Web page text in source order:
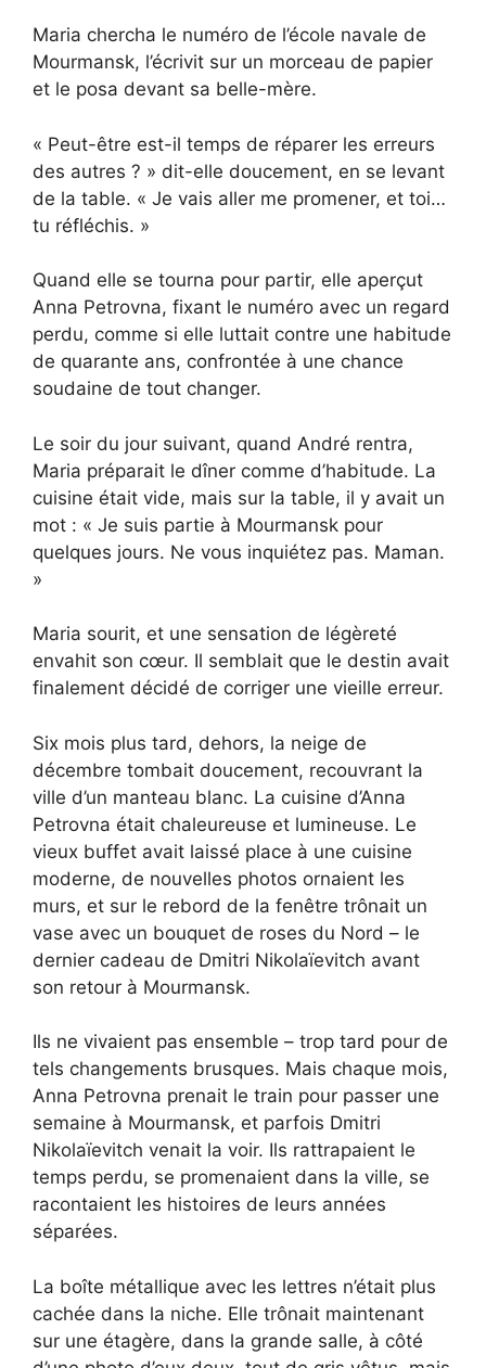
Maria chercha le numéro de l’école navale de
Mourmansk, l’écrivit sur un morceau de papier
et le posa devant sa belle-mère.
« Peut-être est-il temps de réparer les erreurs
des autres ? » dit-elle doucement, en se levant
de la table. « Je vais aller me promener, et toi…
tu réfléchis. »
Quand elle se tourna pour partir, elle aperçut
Anna Petrovna, fixant le numéro avec un regard
perdu, comme si elle luttait contre une habitude
de quarante ans, confrontée à une chance
soudaine de tout changer.
Le soir du jour suivant, quand André rentra,
Maria préparait le dîner comme d’habitude. La
cuisine était vide, mais sur la table, il y avait un
mot : « Je suis partie à Mourmansk pour
quelques jours. Ne vous inquiétez pas. Maman.
»
Maria sourit, et une sensation de légèreté
envahit son cœur. Il semblait que le destin avait
finalement décidé de corriger une vieille erreur.
Six mois plus tard, dehors, la neige de
décembre tombait doucement, recouvrant la
ville d’un manteau blanc. La cuisine d’Anna
Petrovna était chaleureuse et lumineuse. Le
vieux buffet avait laissé place à une cuisine
moderne, de nouvelles photos ornaient les
murs, et sur le rebord de la fenêtre trônait un
vase avec un bouquet de roses du Nord – le
dernier cadeau de Dmitri Nikolaïevitch avant
son retour à Mourmansk.
Ils ne vivaient pas ensemble – trop tard pour de
tels changements brusques. Mais chaque mois,
Anna Petrovna prenait le train pour passer une
semaine à Mourmansk, et parfois Dmitri
Nikolaïevitch venait la voir. Ils rattrapaient le
temps perdu, se promenaient dans la ville, se
racontaient les histoires de leurs années
séparées.
La boîte métallique avec les lettres n’était plus
cachée dans la niche. Elle trônait maintenant
sur une étagère, dans la grande salle, à côté